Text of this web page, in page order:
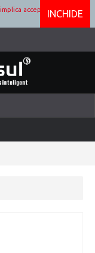
acceptarea lor.
INCHIDE